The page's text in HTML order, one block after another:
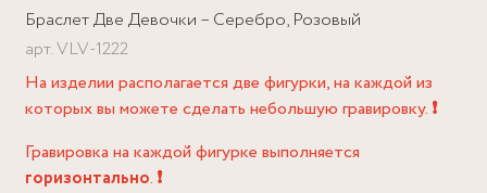
Браслет Две Девочки – Серебро, Розовый
арт.VLV-1222
На изделии располагается две фигурки, на каждой из
которых вы можете сделать небольшую гравировку. ❗️
Гравировка на каждой фигурке выполняется
горизонтально. ❗️